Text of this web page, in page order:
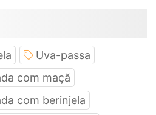
Uva-passa
com maçã
com berinjela